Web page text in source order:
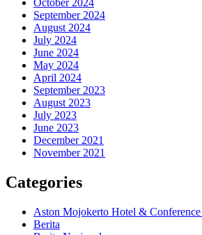
October 2024
September 2024
August 2024
July 2024
June 2024
May 2024
April 2024
September 2023
August 2023
July 2023
June 2023
December 2021
November 2021
Categories
Aston Mojokerto Hotel & Conference
Berita